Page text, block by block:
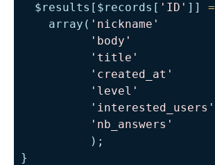
$results [ $records [ 'ID' ] ]
=
array ( 'nickname'
'body'
'title'
'created_at'
'level'
'interested_users'
'nb_answers'
) ;
}